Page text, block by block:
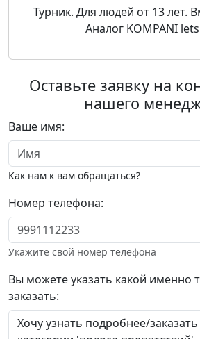
Турник. Для людей от 13 лет.
Аналог KOMPANI
Оставьте заявку на
нашего
Ваше имя:
Как нам к вам обращаться?
Номер телефона:
Укажите свой номер телефона
Вы можете указать какой именно
заказать: